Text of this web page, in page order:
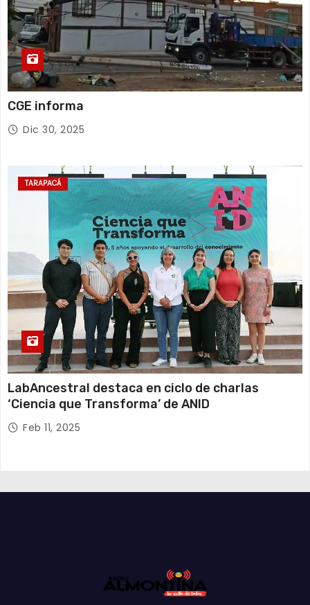
CGE informa
Dic 30, 2025
TARAPACÁ
LabAncestral destaca en ciclo de charlas
‘Ciencia que Transforma’ de ANID
Feb 11, 2025